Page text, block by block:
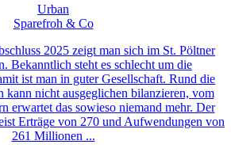
Urban
Sparefroh & Co
2025 zeigt man sich im St. Pöltner
Bekanntlich steht es schlecht um die
ist man in guter Gesellschaft. Rund die
kann nicht ausgeglichen bilanzieren, vom
erwartet das sowieso niemand mehr. Der
Erträge von 270 und Aufwendungen von
261 Millionen ...